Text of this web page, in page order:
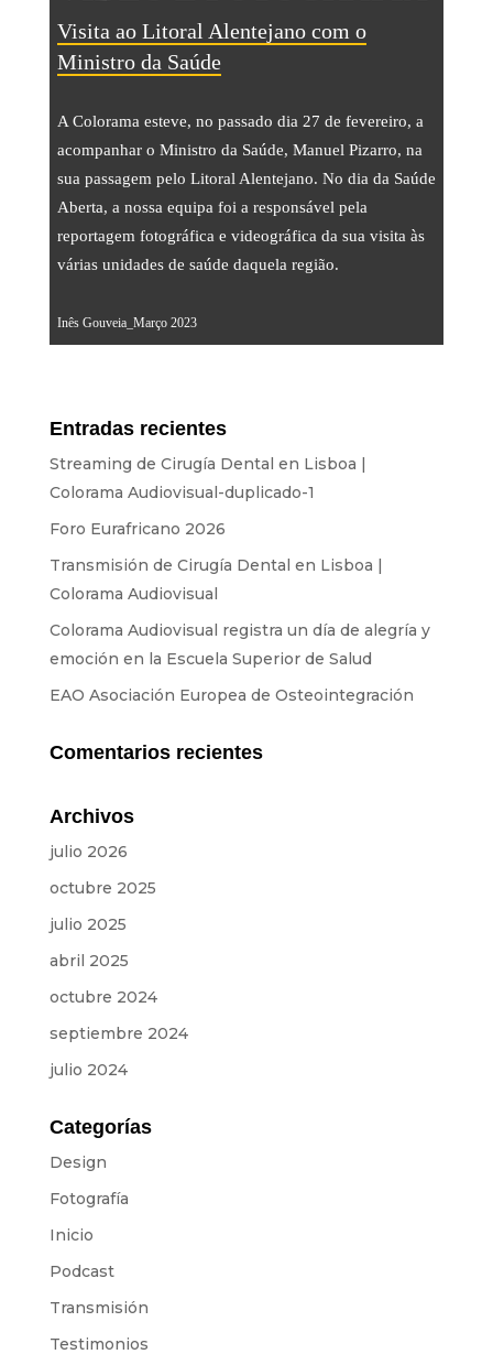
Transmisión
Sonido
Palcos
Pantallas y Proyección
Diseño y Estrategia
Sitios web
Películas y series
Estudio
Equipo
CONTACTOS
PRESUPUESTOS
Portugués
Visita ao Litoral Alentejano com o
Ministro da Saúde
A Colorama esteve, no passado dia 27 de fevereiro, a
acompanhar o Ministro da Saúde, Manuel Pizarro, na
sua passagem pelo Litoral Alentejano. No dia da Saúde
Aberta, a nossa equipa foi a responsável pela
reportagem fotográfica e videográfica da sua visita às
várias unidades de saúde daquela região.
Inês Gouveia_Março 2023
Entradas recientes
Streaming de Cirugía Dental en Lisboa |
Colorama Audiovisual-duplicado-1
Foro Eurafricano 2026
Transmisión de Cirugía Dental en Lisboa |
Colorama Audiovisual
Colorama Audiovisual registra un día de alegría y
emoción en la Escuela Superior de Salud
EAO Asociación Europea de Osteointegración
Comentarios recientes
Archivos
julio 2026
octubre 2025
julio 2025
abril 2025
octubre 2024
septiembre 2024
julio 2024
Categorías
Design
Fotografía
Inicio
Podcast
Transmisión
Testimonios